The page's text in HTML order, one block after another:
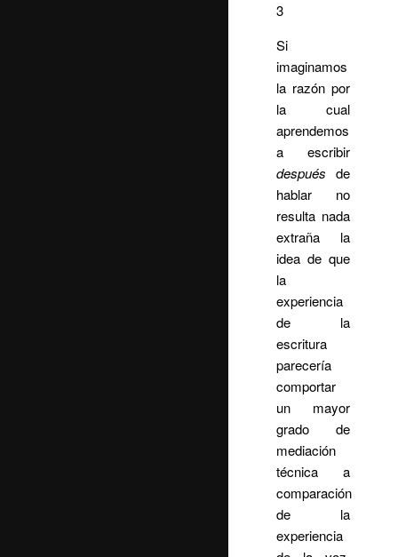
3
Si
imaginamos
la razón por
la cual
aprendemos
a escribir
después de
hablar no
resulta nada
extraña la
idea de que
la
experiencia
de la
escritura
parecería
comportar
un mayor
grado de
mediación
técnica a
comparación
de la
experiencia